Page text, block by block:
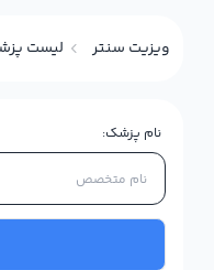
ویزیت سنتر لیست
نام پزشک: